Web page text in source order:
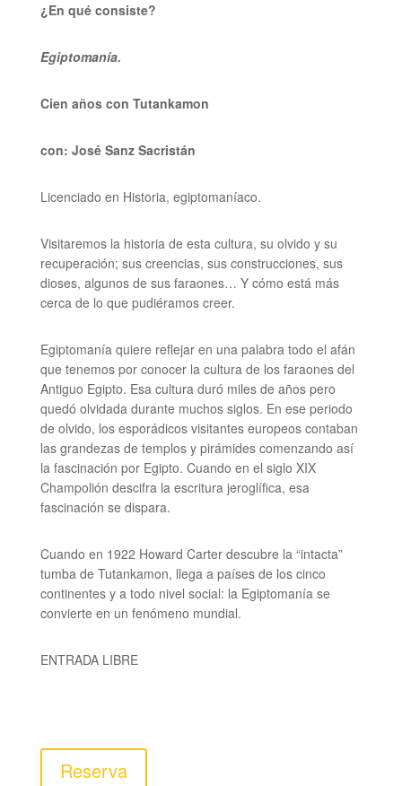
¿En qué consiste?
Egiptomanía.
Cien años con Tutankamon
con: José Sanz Sacristán
Licenciado en Historia, egiptomaníaco.
Visitaremos la historia de esta cultura, su olvido y su
recuperación; sus creencias, sus construcciones, sus
dioses, algunos de sus faraones… Y cómo está más
cerca de lo que pudiéramos creer.
Egiptomanía quiere reflejar en una palabra todo el afán
que tenemos por conocer la cultura de los faraones del
Antiguo Egipto. Esa cultura duró miles de años pero
quedó olvidada durante muchos siglos. En ese periodo
de olvido, los esporádicos visitantes europeos contaban
las grandezas de templos y pirámides comenzando así
la fascinación por Egipto. Cuando en el siglo XIX
Champolión descifra la escritura jeroglífica, esa
fascinación se dispara.
Cuando en 1922 Howard Carter descubre la “intacta”
tumba de Tutankamon, llega a países de los cinco
continentes y a todo nivel social: la Egiptomanía se
convierte en un fenómeno mundial.
ENTRADA LIBRE
Reserva